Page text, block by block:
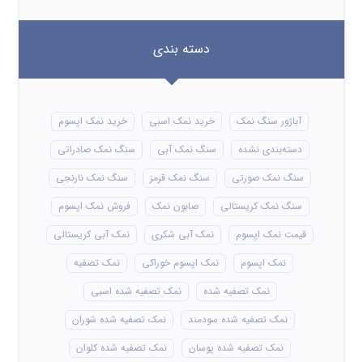
دسته بندی
آباژور سنگ نمک خرید نمک اسبی
خرید نمک اپسوم
دسته‌بندی نشده
سنگ نمک آبی
سنگ نمک صادراتی
سنگ نمک صورتی
سنگ نمک قرمز
سنگ نمک نارنجی
سنگ نمک کریستالی
صابون نمک
فروش نمک اپسوم
قیمت نمک اپسوم
نمک آبی شکری
نمک آبی کریستالی
نمک اپسوم
نمک اپسوم خوراکی
نمک تصفیه
نمک تصفیه شده
نمک تصفیه شده اسبی
نمک تصفیه شده سودمند
نمک تصفیه شده شوران
نمک تصفیه شده پوسان
نمک تصفیه شده کلوان